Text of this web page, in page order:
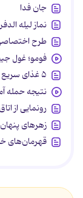
جان فدا
نماز لیله
طرح
فومو؛ غول
۵ غذای سریع و سالم برای طبیعت‌گردی
نتیجه حمله
رونمایی از
زهرهای
قهرمان‌های